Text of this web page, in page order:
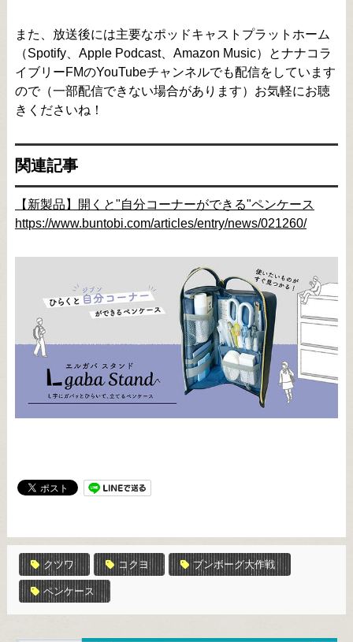
また、放送後には主要なポッドキャストプラットホーム
（Spotify、Apple Podcast、Amazon Music）とナナコラ
イブリーFMのYouTubeチャンネルでも配信をしています
ので（一部配信できない場合があります）お気軽にお聴
きくださいね！
関連記事
【新製品】開くと"自分コーナーができる"ペンケース
https://www.buntobi.com/articles/entry/news/021260/
クツワ コクヨ ブンボーグ大作戦
ペンケース